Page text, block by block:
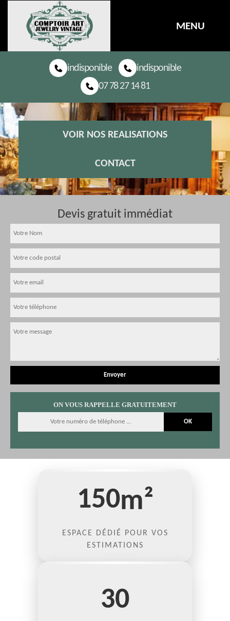
MENU
indisponible
indisponible
07 78 27 14 81
VOIR NOS REALISATIONS
CONTACT
Devis gratuit immédiat
ON VOUS RAPPELLE GRATUITEMENT
150m²
ESPACE DÉDIÉ POUR VOS
ESTIMATIONS
30